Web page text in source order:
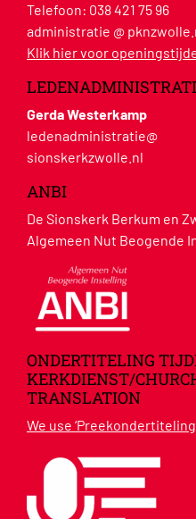
Telefoon: 038 421 75 96
administratie @
Klik hier voor
Gerda Westerkamp
ledenadministratie@
sionskerkzwolle.nl
ANBI
De Sionskerk Berkum en
Algemeen Nut Beogende
ONDERTITELING
KERKDIENST/
TRANSLATION
We use